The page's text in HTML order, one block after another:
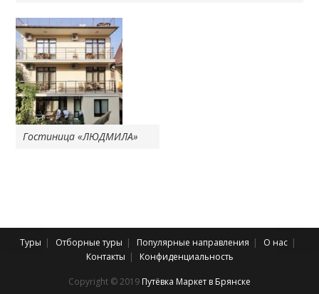
Гостиница «ЛЮДМИЛА»
Туры Отборные туры Популярные направления
О нас
Контакты
Конфиденциальность
Copyright © 2019 Путёвка Маркет в Брянске